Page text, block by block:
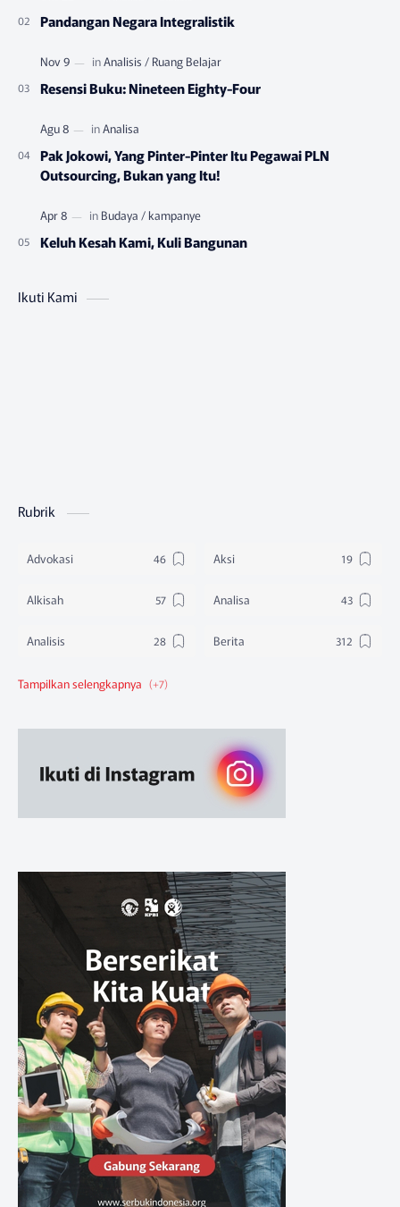
Pandangan Negara Integralistik
Resensi Buku: Nineteen Eighty-Four
Pak Jokowi, Yang Pinter-Pinter Itu Pegawai PLN
Outsourcing, Bukan yang Itu!
Keluh Kesah Kami, Kuli Bangunan
Ikuti Kami
Rubrik
Advokasi Aksi
Alkisah Analisa
Analisis Berita
Berita Federasi
Ruang Belajar Sikap